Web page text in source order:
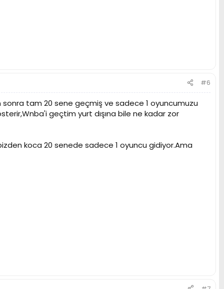
#6
sonra tam 20 sene geçmiş ve sadece 1 oyuncumuzu
geçtim yurt dışına bile ne kadar zor
koca 20 senede sadece 1 oyuncu gidiyor.Ama